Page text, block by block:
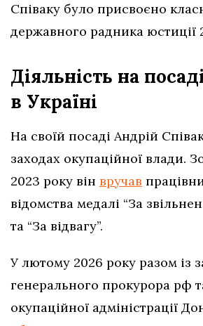
Співаку було присвоєно
державного радника юстиції
Діяльність на
в Україні
На своїй посаді Андрій
заходах окупаційної влади.
2023 року він вручав
відомства медалі “За
та “За відвагу”.
У лютому 2026 року разом із
генерального прокурора рф
окупаційної адміністрації